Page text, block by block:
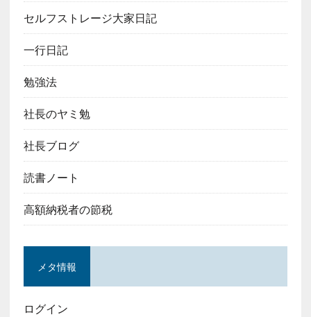
セルフストレージ大家日記
一行日記
勉強法
社長のヤミ勉
社長ブログ
読書ノート
高額納税者の節税
メタ情報
ログイン